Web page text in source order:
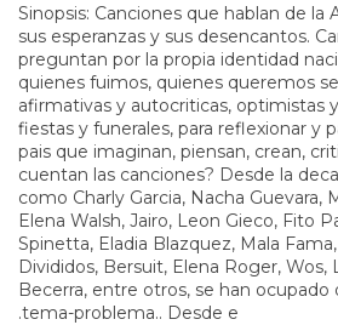
Sinopsis: Canciones que hablan de la
sus esperanzas y sus desencantos.
preguntan por la propia identidad
quienes fuimos, quienes queremos
afirmativas y autocriticas, optimistas
fiestas y funerales, para reflexionar y
pais que imaginan, piensan, crean,
cuentan las canciones? Desde la
como Charly Garcia, Nacha Guevara,
Elena Walsh, Jairo, Leon Gieco, Fito
Spinetta, Eladia Blazquez, Mala
Divididos, Bersuit, Elena Roger, Wos,
Becerra, entre otros, se han ocupado
.tema-problema.. Desde e